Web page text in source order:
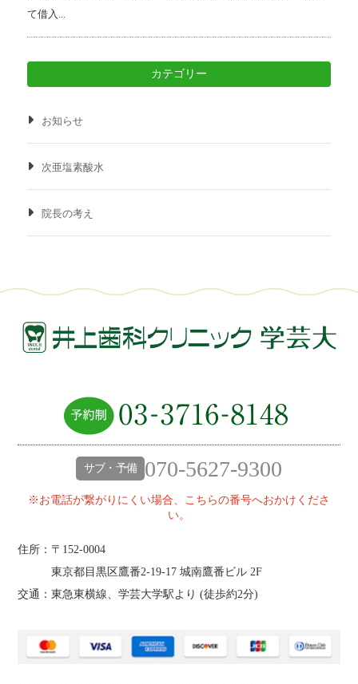
て借入...
カテゴリー
お知らせ
次亜塩素酸水
院長の考え
サブ・予備 070-5627-9300
※お電話が繋がりにくい場合、こちらの番号へおかけくださ
い。
住所：〒152-0004
東京都目黒区鷹番2‐19‐17 城南鷹番ビル 2F
交通：東急東横線、学芸大学駅より (徒歩約2分)